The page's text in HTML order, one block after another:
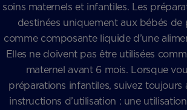
soins maternels et infantiles. Les
destinées uniquement aux bébés de
comme composante liquide d’une
Elles ne doivent pas être utilisées
maternel avant 6 mois. Lorsque
préparations infantiles, suivez toujours
instructions d’utilisation : une